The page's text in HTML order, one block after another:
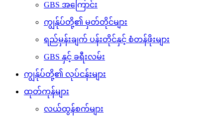
GBS အကြောင်း
ကျွန်ုပ်တို့၏ မှတ်တိုင်များ
ရည်မှန်းချက် ပန်းတိုင်နှင့် စံတန်ဖိုးများ
GBS နှင့် ခရီးလမ်း
ကျွန်ုပ်တို့၏ လုပ်ငန်းများ
ထုတ်ကုန်များ
လယ်ထွန်စက်များ